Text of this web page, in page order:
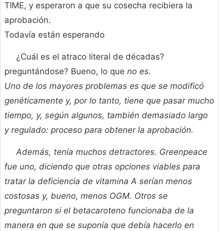
TIME, y esperaron a que su cosecha recibiera la
aprobación.
Todavía están esperando
¿Cuál es el atraco literal de décadas?
preguntándose? Bueno, lo que no es.
Uno de los mayores problemas es que se modificó
genéticamente y, por lo tanto, tiene que pasar mucho
tiempo, y, según algunos, también demasiado largo
y regulado: proceso para obtener la aprobación.
Además, tenía muchos detractores. Greenpeace
fue uno, diciendo que otras opciones viables para
tratar la deficiencia de vitamina A serían menos
costosas y, bueno, menos OGM. Otros se
preguntaron si el betacaroteno funcionaba de la
manera en que se suponía que debía hacerlo en